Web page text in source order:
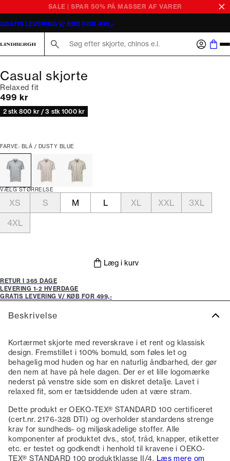
SALE | SPAR 50% PÅ MASSER AF VARER
GRATIS LEVERING V/ KØB FOR 499,-
Casual skjorte
Relaxed fit
I alt (inkl. rabat)
499 kr
2 stk 800 kr / 3 stk 1000 kr
FARVE: BLÅ / DUSTY BLUE
VÆLG STØRRELSE
XS S M L XL XXL
3XL
4XL
Læg i kurv
RETUR I 365 DAGE
LEVERING 1-2 HVERDAGE
GRATIS LEVERING V/ KØB FOR 499,-
Beskrivelse
Kortærmet skjorte med reverskrave i et rent og klassisk
design. Fremstillet i 100% bomuld, som føles let og
behagelig mod huden og har en naturlig åndbarhed, der gør
den nem at have på hele dagen. Der er et lille logomærke
nederst på venstre side som en diskret detalje. Lavet i
relaxed fit, som er tætsiddende uden at være stram.
Dette produkt er OEKO-TEX® STANDARD 100 certificeret
(cert.nr. 2176-328 DTI) og overholder standardens strenge
krav for sundheds- og miljøskadelige stoffer. Alle
komponenter af produktet dvs., stof, tråd, knapper, etiketter
etc. er testet og godkendt i henhold til kravene i OEKO-
TEX® STANDARD 100 produktklasse II/4. Læs mere om